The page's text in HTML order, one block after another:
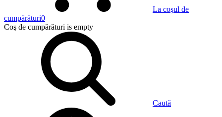
La coşul de
cumpărături0
Coş de cumpărături is empty
Caută